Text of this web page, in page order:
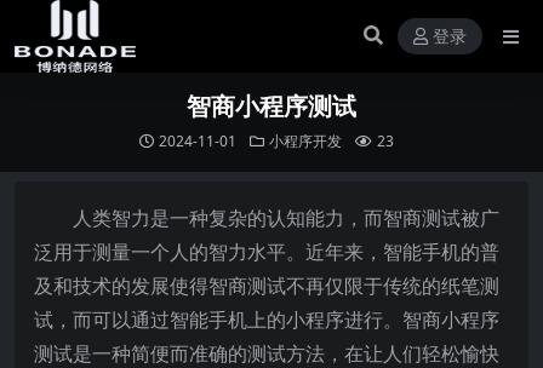
登录
智商小程序测试
2024-11-01 小程序开发 23
人类智力是一种复杂的认知能力，而智商测试被广
泛用于测量一个人的智力水平。近年来，智能手机的普
及和技术的发展使得智商测试不再仅限于传统的纸笔测
试，而可以通过智能手机上的小程序进行。智商小程序
测试是一种简便而准确的测试方法，在让人们轻松愉快